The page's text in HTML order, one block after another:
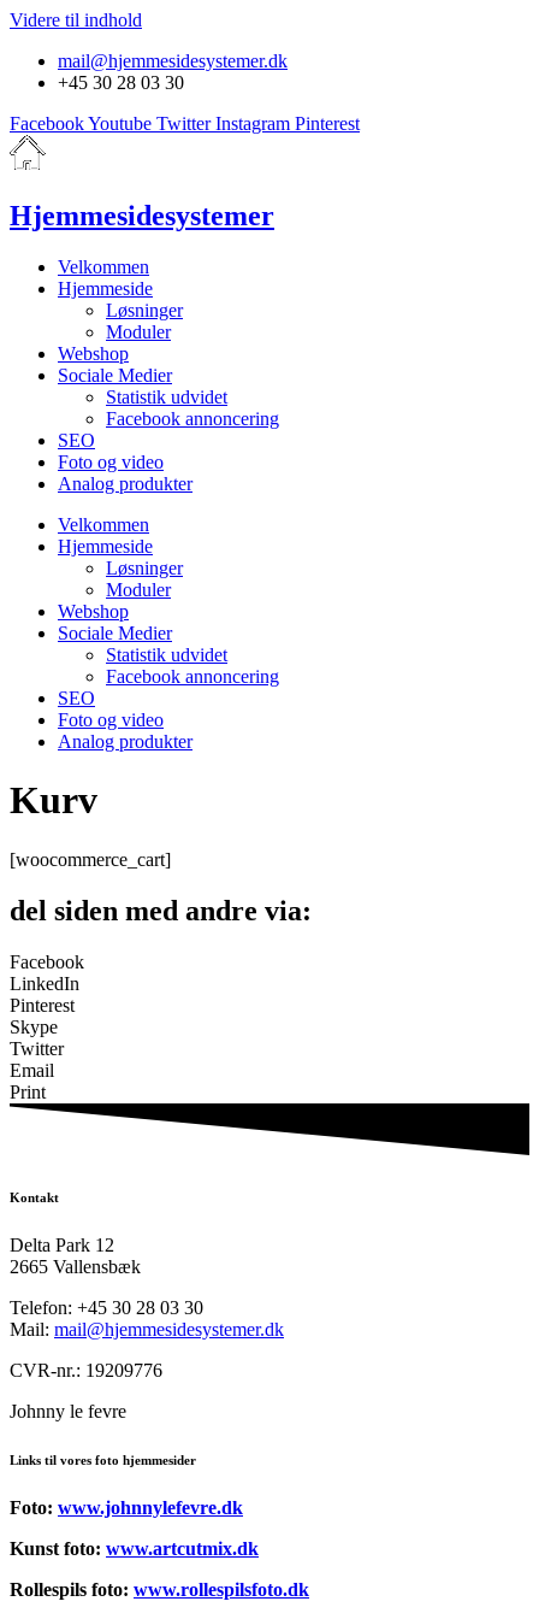
Videre til indhold
mail@hjemmesidesystemer.dk
+45 30 28 03 30
FacebookYoutube Twitter Instagram Pinterest
Hjemmesidesystemer
Velkommen
Hjemmeside
Løsninger
Moduler
Webshop
Sociale Medier
Statistik udvidet
Facebook annoncering
SEO
Foto og video
Analog produkter
Velkommen
Hjemmeside
Løsninger
Moduler
Webshop
Sociale Medier
Statistik udvidet
Facebook annoncering
SEO
Foto og video
Analog produkter
Kurv
[woocommerce_cart]
del siden med andre via:
Facebook
LinkedIn
Pinterest
Skype
Twitter
Email
Print
Kontakt
Delta Park 12
2665 Vallensbæk
Telefon: +45 30 28 03 30
Mail: mail@hjemmesidesystemer.dk
CVR-nr.: 19209776
Johnny le fevre
Links til vores foto hjemmesider
Foto: www.johnnylefevre.dk
Kunst foto: www.artcutmix.dk
Rollespils foto: www.rollespilsfoto.dk